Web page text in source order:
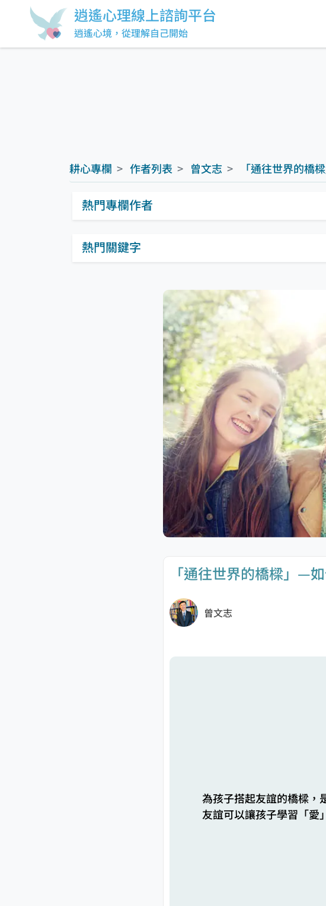
逍遙心理線上諮詢平台
逍遙心境，從理解自己開始
「通往世界的橋樑」—
曾文志
為孩子搭起友誼的橋樑，
友誼可以讓孩子學習「愛
熱門關鍵字
熱門專欄作者
耕心專欄 作者列表 曾文志 「通往世界的橋